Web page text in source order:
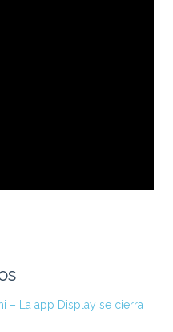
– La app Display se cierra